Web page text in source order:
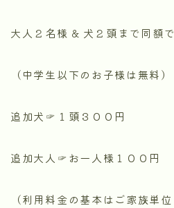
大人２名様 & 犬２頭まで同額で
（中学生以下のお子様は無料）
追加犬☞１頭３００円
追加大人☞お一人様１００円
（利用料金の基本はご家族単